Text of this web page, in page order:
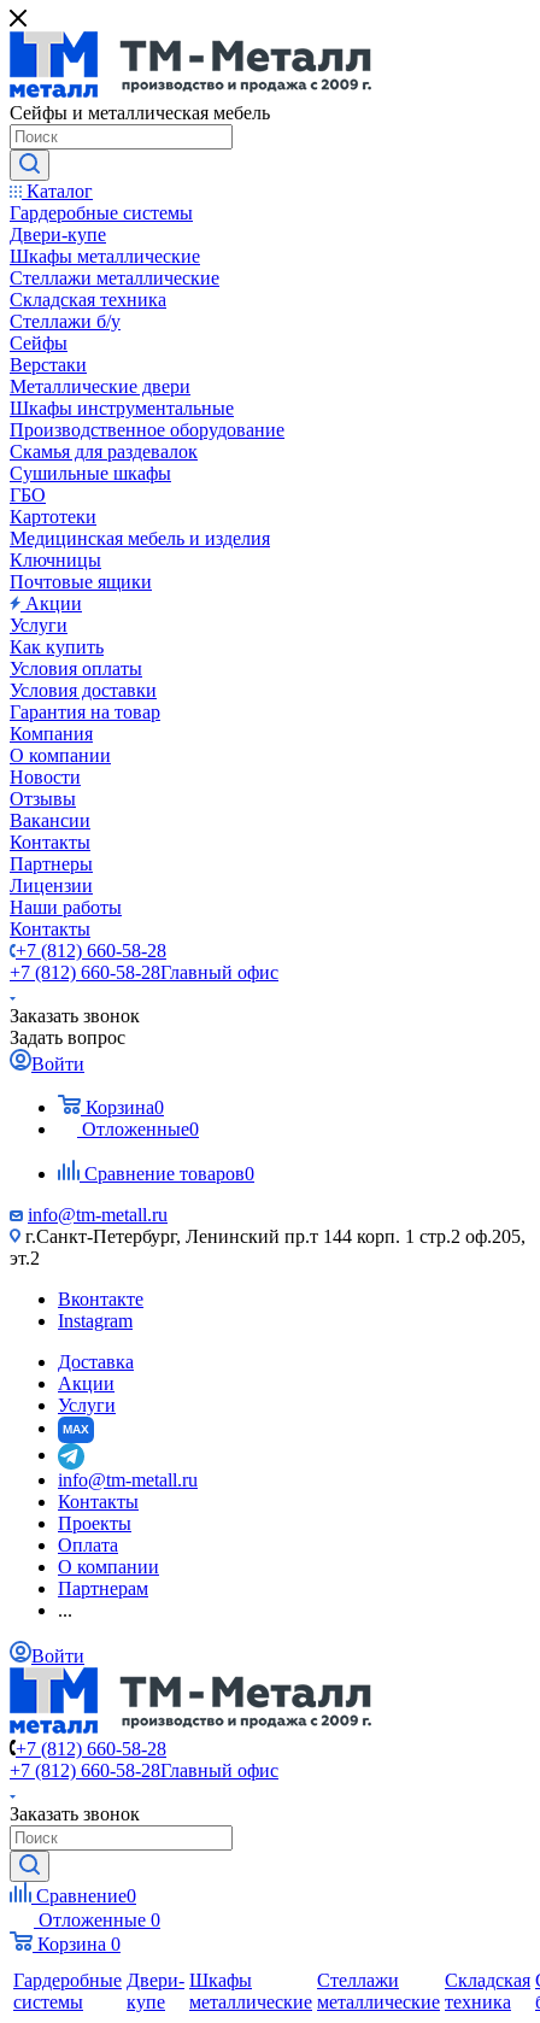
Сейфы и металлическая мебель
Каталог
Гардеробные системы
Двери-купе
Шкафы металлические
Стеллажи металлические
Складская техника
Стеллажи б/у
Сейфы
Верстаки
Металлические двери
Шкафы инструментальные
Производственное оборудование
Скамья для раздевалок
Сушильные шкафы
ГБО
Картотеки
Медицинская мебель и изделия
Ключницы
Почтовые ящики
Акции
Услуги
Как купить
Условия оплаты
Условия доставки
Гарантия на товар
Компания
О компании
Новости
Отзывы
Вакансии
Контакты
Партнеры
Лицензии
Наши работы
Контакты
+7 (812) 660-58-28
+7 (812) 660-58-28Главный офис
Заказать звонок
Задать вопрос
Войти
Корзина0
Отложенные0
Сравнение товаров0
info@tm-metall.ru
г.Санкт-Петербург, Ленинский пр.т 144 корп. 1 стр.2 оф.205,
эт.2
Вконтакте
Instagram
Доставка
Акции
Услуги
MAX
info@tm-metall.ru
Контакты
Проекты
Оплата
О компании
Партнерам
...
Войти
+7 (812) 660-58-28
+7 (812) 660-58-28Главный офис
Заказать звонок
Сравнение0
Отложенные 0
Корзина 0
Гардеробные
системы
Двери-
купе
Шкафы
металлические
Стеллажи
металлические
Складская
техника